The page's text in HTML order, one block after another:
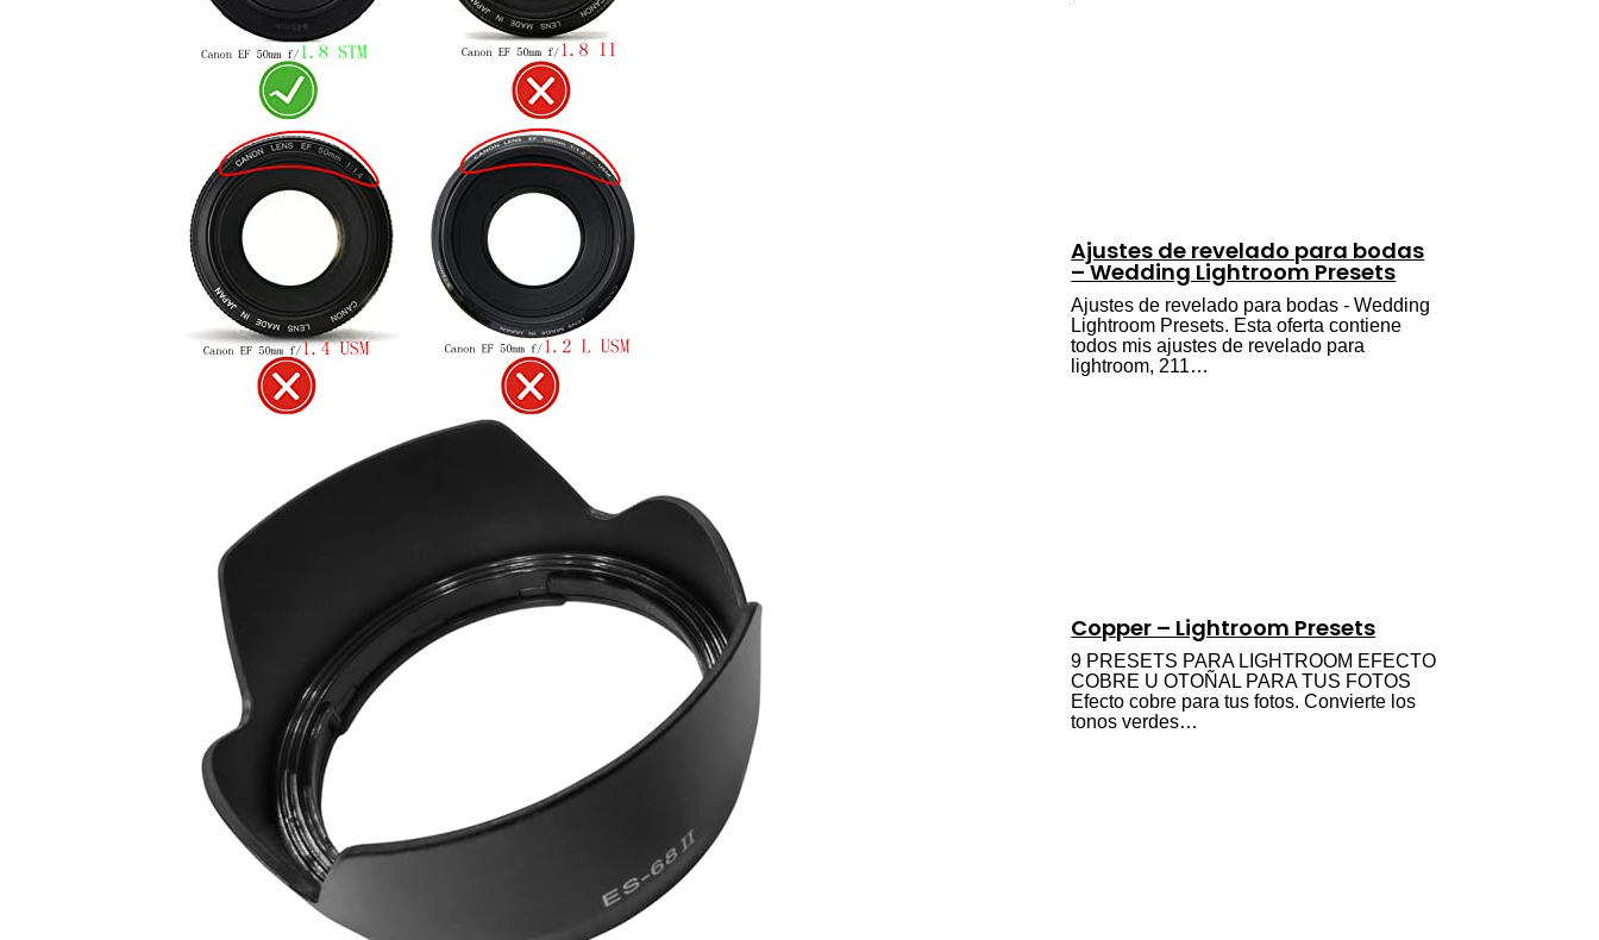
Ajustes de revelado para bodas
– Wedding Lightroom Presets
Ajustes de revelado para bodas - Wedding
Lightroom Presets. Esta oferta contiene
todos mis ajustes de revelado para
lightroom, 211…
Copper – Lightroom Presets
9 PRESETS PARA LIGHTROOM EFECTO
COBRE U OTOÑAL PARA TUS FOTOS
Efecto cobre para tus fotos. Convierte los
tonos verdes…